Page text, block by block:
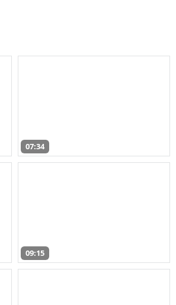
07:34
09:15